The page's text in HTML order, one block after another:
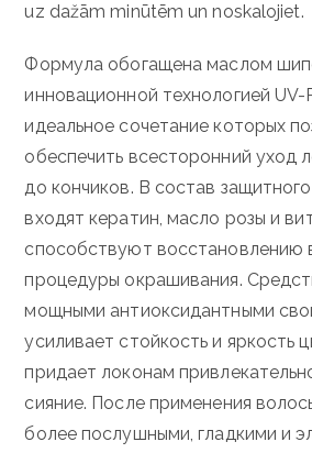
uz dažām minūtēm un noskalojiet.
Формула обогащена маслом
инновационной технологией
идеальное сочетание которых
обеспечить всесторонний уход
до кончиков. В состав
входят кератин, масло розы и
способствуют восстановлению
процедуры окрашивания.
мощными антиоксидантными
усиливает стойкость и яркость
придает локонам
сияние. После применения
более послушными, гладкими и